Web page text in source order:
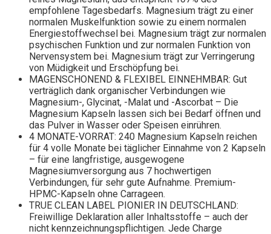
empfohlene Tagesbedarfs. Magnesium trägt zu einer
normalen Muskelfunktion sowie zu einem normalen
Energiestoffwechsel bei. Magnesium trägt zur normalen
psychischen Funktion und zur normalen Funktion von
Nervensystem bei. Magnesium trägt zur Verringerung
von Müdigkeit und Erschöpfung bei.
MAGENSCHONEND & FLEXIBEL EINNEHMBAR: Gut
verträglich dank organischer Verbindungen wie
Magnesium-, Glycinat, -Malat und -Ascorbat – Die
Magnesium Kapseln lassen sich bei Bedarf öffnen und
das Pulver in Wasser oder Speisen einrühren.
4 MONATE-VORRAT: 240 Magnesium Kapseln reichen
für 4 volle Monate bei täglicher Einnahme von 2 Kapseln
– für eine langfristige, ausgewogene
Magnesiumversorgung aus 7 hochwertigen
Verbindungen, für sehr gute Aufnahme. Premium-
HPMC-Kapseln ohne Carrageen.
TRUE CLEAN LABEL PIONIER IN DEUTSCHLAND:
Freiwillige Deklaration aller Inhaltsstoffe – auch der
nicht kennzeichnungspflichtigen. Jede Charge